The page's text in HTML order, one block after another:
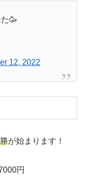
🥳
12, 2022
が始まります！
円